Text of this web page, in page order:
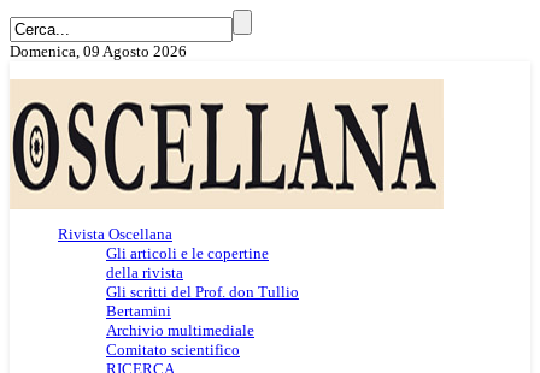
Domenica, 09 Agosto 2026
Rivista Oscellana
Gli articoli e le copertine
della rivista
Gli scritti del Prof. don Tullio
Bertamini
Archivio multimediale
Comitato scientifico
RICERCA